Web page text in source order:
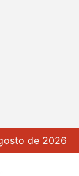
de 2026